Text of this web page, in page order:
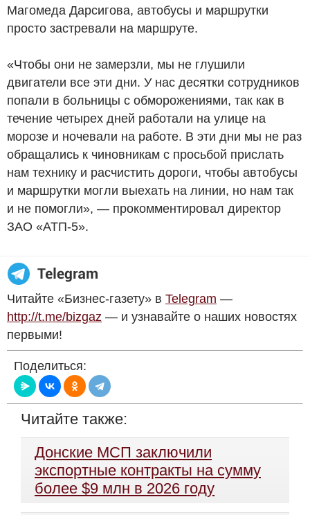
Магомеда Дарсигова, автобусы и маршрутки
просто застревали на маршруте.
«Чтобы они не замерзли, мы не глушили
двигатели все эти дни. У нас десятки сотрудников
попали в больницы с обморожениями, так как в
течение четырех дней работали на улице на
морозе и ночевали на работе. В эти дни мы не раз
обращались к чиновникам с просьбой прислать
нам технику и расчистить дороги, чтобы автобусы
и маршрутки могли выехать на линии, но нам так
и не помогли», — прокомментировал директор
ЗАО «АТП-5».
Читайте «Бизнес-газету» в Telegram —
http://t.me/bizgaz — и узнавайте о наших новостях
первыми!
Поделиться:
Читайте также:
Донские МСП заключили
экспортные контракты на сумму
более $9 млн в 2026 году